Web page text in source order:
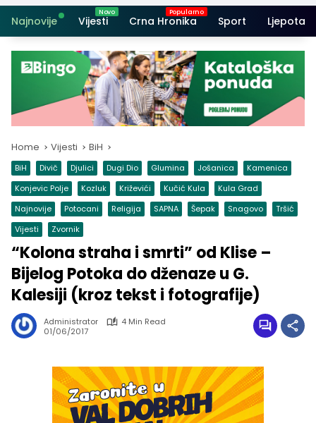
Najnovije Vijesti Crna Hronika Sport Ljepota i
Home Vijesti BiH
BiH Divič Djulici Dugi Dio Glumina Jošanica
Kamenica
Konjevic Polje
Kozluk Križevići Kučić Kula
Kula Grad
Najnovije
Potocani Religija SAPNA Šepak Snagovo
Tršić
Vijesti
Zvornik
“Kolona straha i smrti” od Klise –
Bijelog Potoka do dženaze u G.
Kalesiji (kroz tekst i fotografije)
Administrator
4 Min Read
01/06/2017